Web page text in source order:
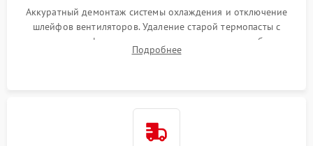
Аккуратный демонтаж системы охлаждения и отключение
шлейфов вентиляторов. Удаление старой термопасты с
кристалла графического чипа и термопрокладок с банок
памяти и зоны VRM. Очистка платы от пыли и окислов.
Подробнее